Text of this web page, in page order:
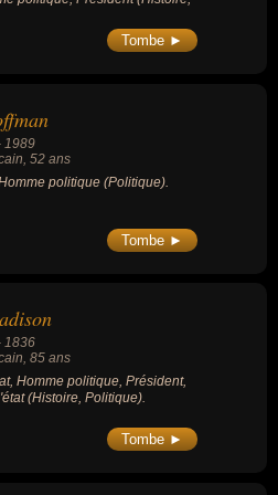
Tombe ►
1989
, 52 ans
politique (Politique).
Tombe ►
1836
, 85 ans
Homme politique, Président,
(Histoire, Politique).
Tombe ►